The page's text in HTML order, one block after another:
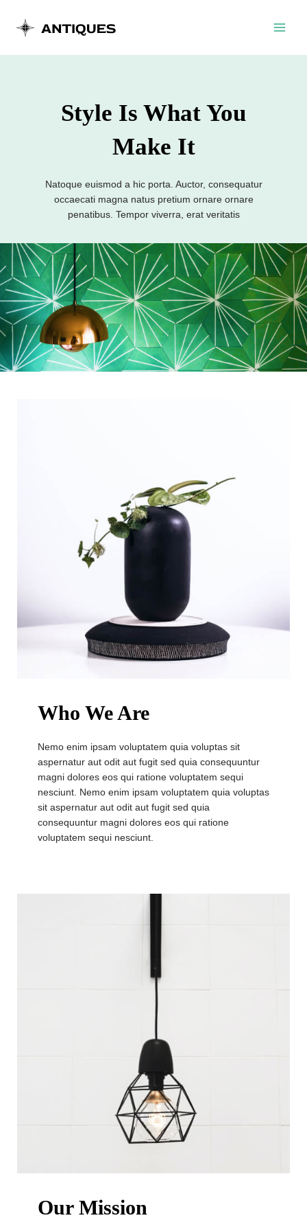
content
Menu
Style Is What You
Make It
Natoque euismod a hic porta. Auctor, consequatur
occaecati magna natus pretium ornare ornare
penatibus. Tempor viverra, erat veritatis
Who We Are
Nemo enim ipsam voluptatem quia voluptas sit
aspernatur aut odit aut fugit sed quia consequuntur
magni dolores eos qui ratione voluptatem sequi
nesciunt. Nemo enim ipsam voluptatem quia voluptas
sit aspernatur aut odit aut fugit sed quia
consequuntur magni dolores eos qui ratione
voluptatem sequi nesciunt.
Our Mission